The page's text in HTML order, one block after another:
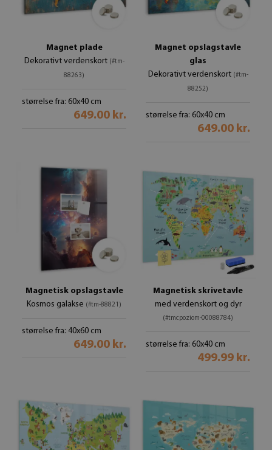
Magnet plade
Dekorativt verdenskort (#tm-
88263)
størrelse fra: 60x40 cm
649.00 kr.
Magnet opslagstavle
glas
Dekorativt verdenskort (#tm-
88252)
størrelse fra: 60x40 cm
649.00 kr.
Magnetisk opslagstavle
Kosmos galakse (#tm-88821)
størrelse fra: 40x60 cm
649.00 kr.
Magnetisk skrivetavle
med verdenskort og dyr
(#tmcpoziom-00088784)
størrelse fra: 60x40 cm
499.99 kr.